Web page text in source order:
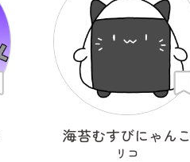
海苔むすびにゃんこ
リコ